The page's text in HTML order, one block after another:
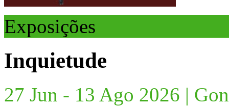
Exposições
Inquietude
27 Jun - 13 Ago 2026 |